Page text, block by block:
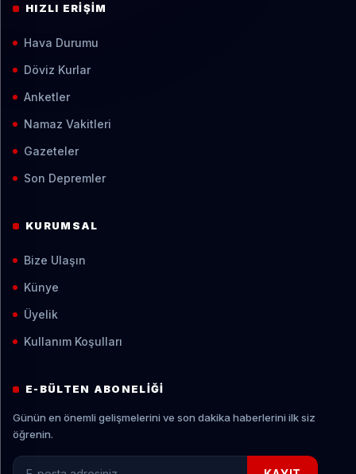
HIZLI ERIŞIM
Hava Durumu
Döviz Kurlar
Anketler
Namaz Vakitleri
Gazeteler
Son Depremler
KURUMSAL
Bize Ulaşın
Künye
Üyelik
Kullanım Koşulları
E-BÜLTEN ABONELIĞI
Günün en önemli gelişmelerini ve son dakika haberlerini ilk siz
öğrenin.
E-posta adresiniz